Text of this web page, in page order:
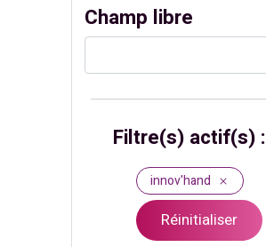
Champ libre
Filtre(s) actif(s) :
innov'hand